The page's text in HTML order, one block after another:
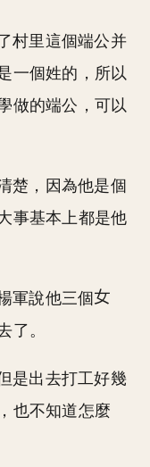
村里這個端公并
一個姓的，所以
做的端公，可以
楚，因為他是個
事基本上都是他
軍說他三個
了。
是出去打工好幾
也不知道怎麼